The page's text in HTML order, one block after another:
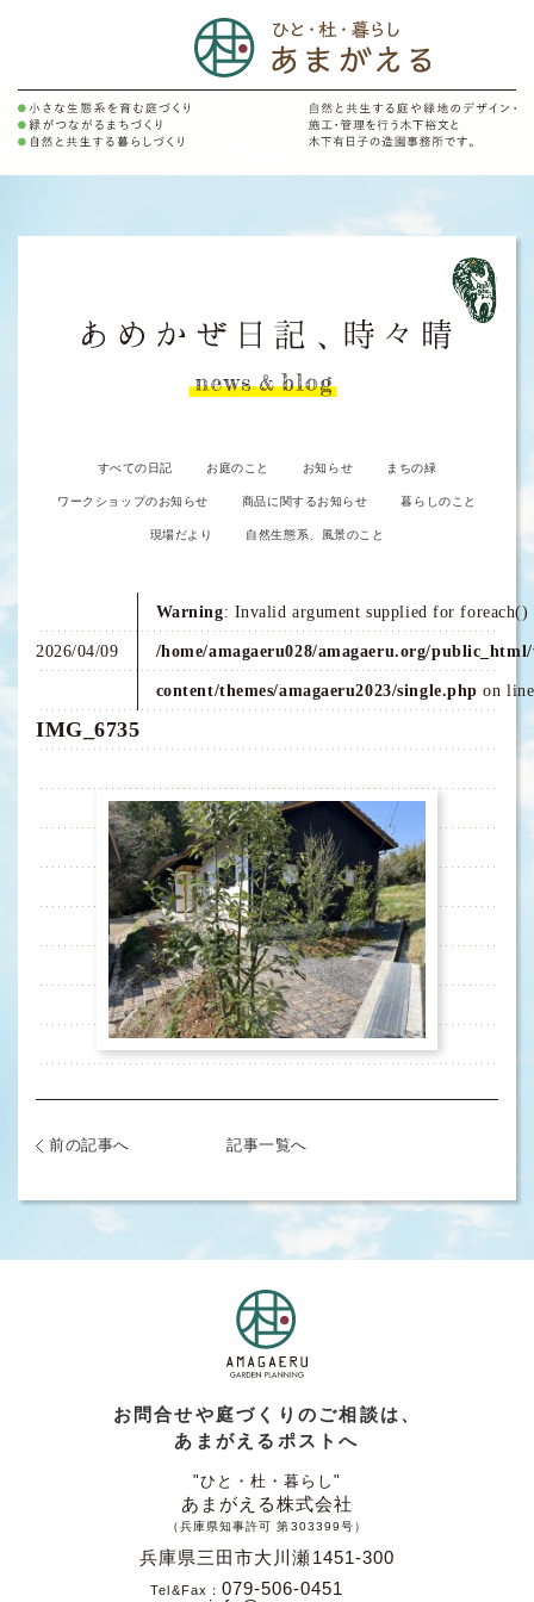
すべての日記 お庭のこと お知らせ まちの緑
ワークショップのお知らせ 商品に関するお知らせ 暮らしのこと
現場だより 自然生態系、風景のこと
2026/04/09
Warning: Invalid argument supplied for foreach()
/home/amagaeru028/amagaeru.org/
content/themes/amagaeru2023/single.php on
IMG_6735
前の記事へ 記事一覧へ
お問合せや庭づくりのご相談は、
あまがえるポストへ
"ひと・杜・暮らし"
あまがえる株式会社
（兵庫県知事許可 第303399号）
兵庫県三田市大川瀬1451-300
Tel&Fax 079-506-0451